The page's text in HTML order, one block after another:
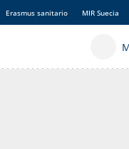
Erasmus sanitario MIR Suecia